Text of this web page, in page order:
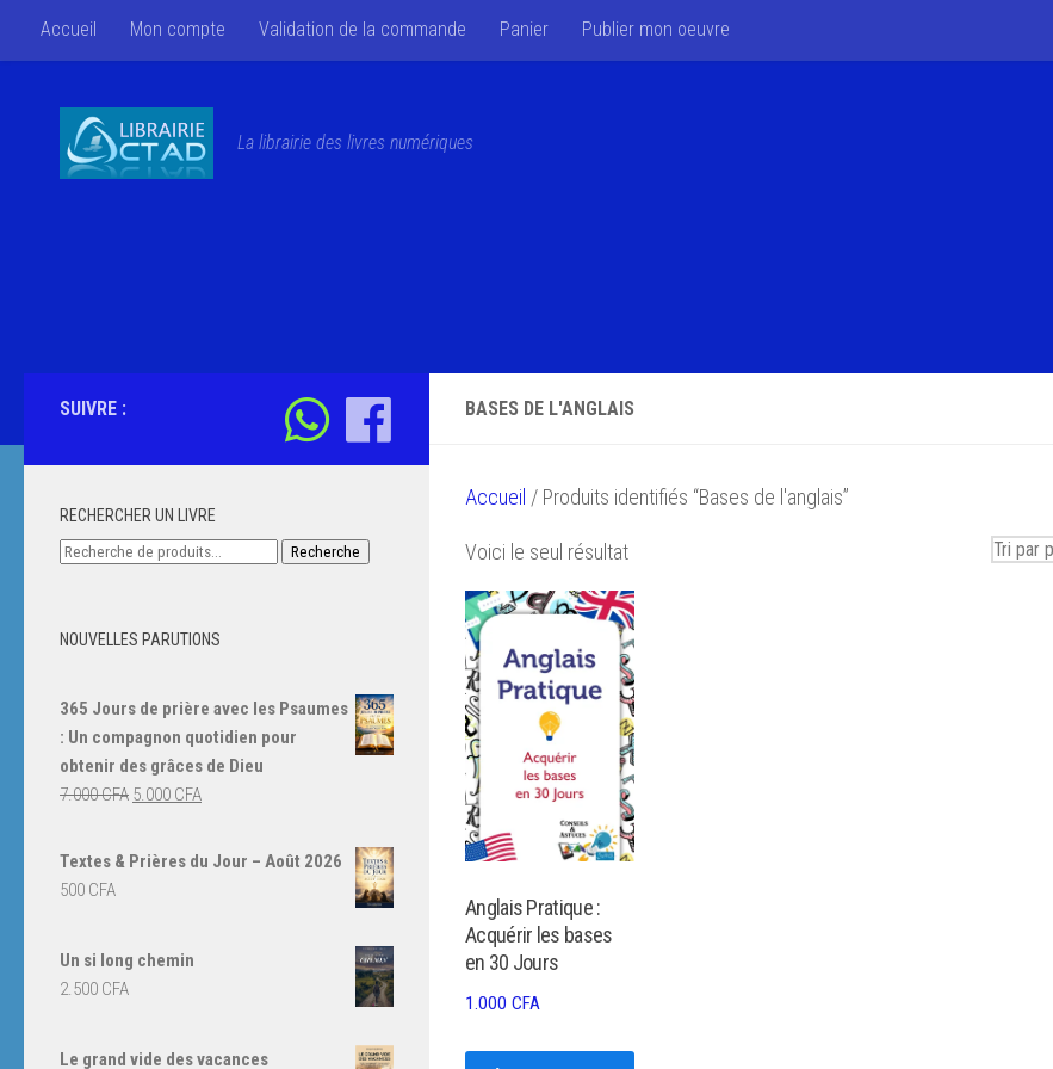
Skip to content
Accueil Mon compte Validation de la commande Panier Publier mon oeuvre
La librairie des livres numériques
BASES DE L'ANGLAIS
Accueil / Produits identifiés “Bases de l'anglais”
Voici le seul résultat
Anglais Pratique :
Acquérir les bases
en 30 Jours
1.000 CFA
SUIVRE :
RECHERCHER UN LIVRE
Recherche
Recherche
NOUVELLES PARUTIONS
365 Jours de prière avec les Psaumes
: Un compagnon quotidien pour
obtenir des grâces de Dieu
7.000CFA Le
initial
5.000 CFALe
actuel
Textes & Prières du Jour – Août 2026
500 CFA
Un si long chemin
2.500 CFA
Le grand vide des vacances